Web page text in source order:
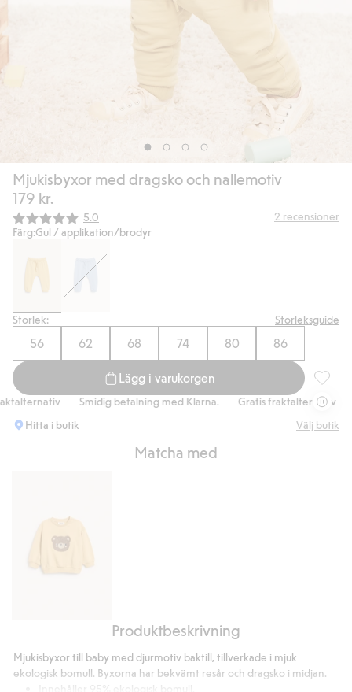
Mjukisbyxor med dragsko och nallemotiv
179 kr.
Snittbetyg:
5.0 2 recensioner
Färg:Gul / applikation/brodyr
Storlek: Storleksguide
56 62 68 74 80 86
Lägg i varukorgen
Smidig betalning med Klarna. Gratis fraktalternativ
Hitta i butik
Välj butik
Matcha med
nallebjörnsmotiv
Produktbeskrivning
Mjukisbyxor till baby med djurmotiv baktill, tillverkade i mjuk
ekologisk bomull. Byxorna har bekvämt resår och dragsko i midjan.